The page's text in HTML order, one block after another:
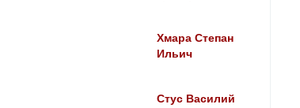
Хмара Степан
Ильич
Стус Василий